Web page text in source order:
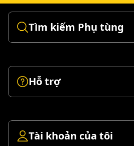
Tìm kiếm Phụ tùng
Hỗ trợ
Tài khoản của tôi